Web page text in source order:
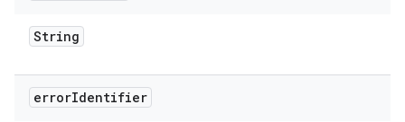
String
errorIdentifier